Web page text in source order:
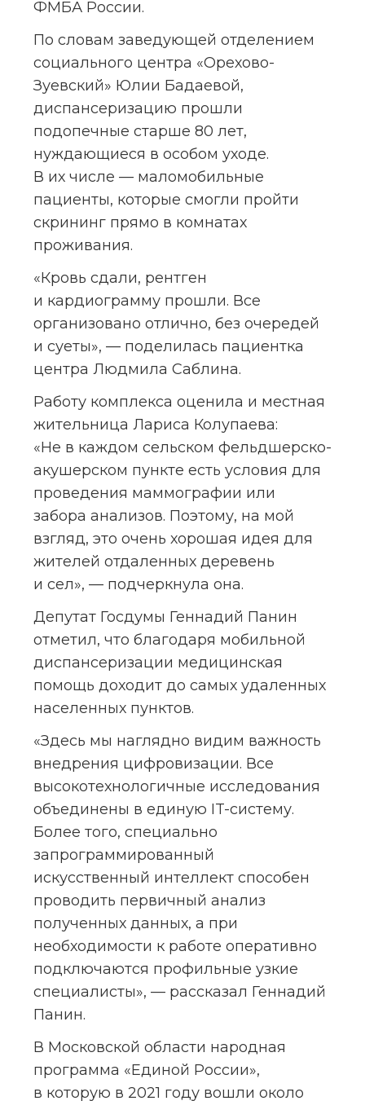
ФМБА России.
По словам заведующей отделением
социального центра «Орехово-
Зуевский» Юлии Бадаевой,
диспансеризацию прошли
подопечные старше 80 лет,
нуждающиеся в особом уходе.
В их числе — маломобильные
пациенты, которые смогли пройти
скрининг прямо в комнатах
проживания.
«Кровь сдали, рентген
и кардиограмму прошли. Все
организовано отлично, без очередей
и суеты», — поделилась пациентка
центра Людмила Саблина.
Работу комплекса оценила и местная
жительница Лариса Колупаева:
«Не в каждом сельском фельдшерско-
акушерском пункте есть условия для
проведения маммографии или
забора анализов. Поэтому, на мой
взгляд, это очень хорошая идея для
жителей отдаленных деревень
и сел», — подчеркнула она.
Депутат Госдумы Геннадий Панин
отметил, что благодаря мобильной
диспансеризации медицинская
помощь доходит до самых удаленных
населенных пунктов.
«Здесь мы наглядно видим важность
внедрения цифровизации. Все
высокотехнологичные исследования
объединены в единую IT-систему.
Более того, специально
запрограммированный
искусственный интеллект способен
проводить первичный анализ
полученных данных, а при
необходимости к работе оперативно
подключаются профильные узкие
специалисты», — рассказал Геннадий
Панин.
В Московской области народная
программа «Единой России»,
в которую в 2021 году вошли около